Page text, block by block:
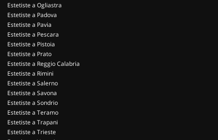
Estetiste a Ogliastra
Estetiste a Padova
Estetiste a Pavia
Estetiste a Pescara
Estetiste a Pistoia
Estetiste a Prato
Estetiste a Reggio Calabria
Estetiste a Rimini
Estetiste a Salerno
Estetiste a Savona
Estetiste a Sondrio
Estetiste a Teramo
Estetiste a Trapani
Estetiste a Trieste